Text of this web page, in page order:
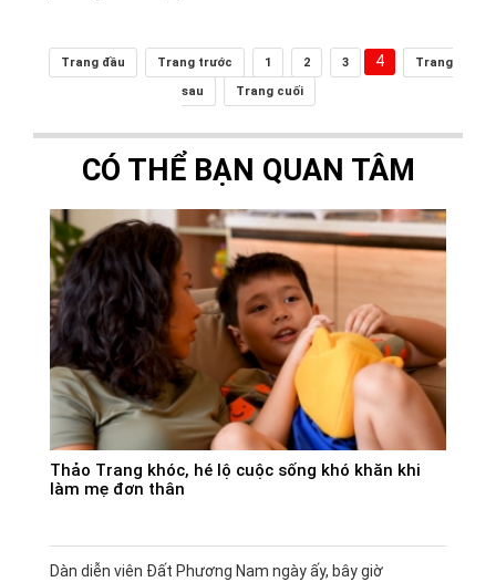
Trang đầu Trang trước 1 2 3 4
Trang
sau
Trang cuối
CÓ THỂ BẠN QUAN TÂM
Thảo Trang khóc, hé lộ cuộc sống khó khăn khi
làm mẹ đơn thân
Dàn diễn viên Đất Phương Nam ngày ấy, bây giờ